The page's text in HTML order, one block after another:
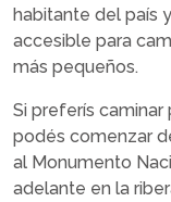
habitante del país
accesible para
más pequeños.
Si preferís caminar
podés comenzar
al Monumento
adelante en la